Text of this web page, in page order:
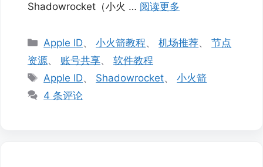
Shadowrocket（小火 … 阅读更多
分
类
Apple ID、小火箭教程、机场推荐、节点
资源、 账号共享、 软件教程
标
签
Apple ID、 Shadowrocket、小火箭
4 条评论